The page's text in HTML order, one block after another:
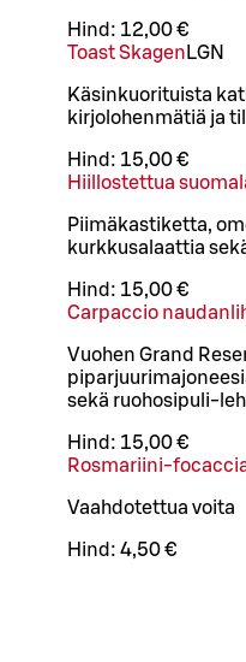
Hind: 12,00 €
Toast Skagen LGN
Käsinkuorituista
kirjolohenmätiä ja
Hind: 15,00 €
Hiillostettua
Piimäkastiketta,
kurkkusalaattia
Hind: 15,00 €
Carpaccio
Vuohen Grand
sekä ruohosipuli-
Hind: 15,00 €
Rosmariini-
Vaahdotettua voita
Hind: 4,50 €